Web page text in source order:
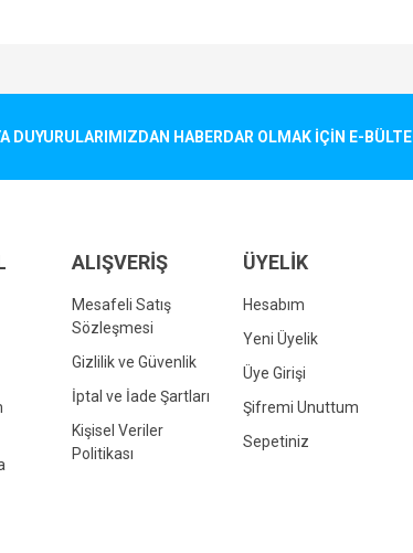
resmi kalitesiz, bozuk veya görüntülenemiyor.
benzer farklı alternatifler olmalı.
DUYURULARIMIZDAN HABERDAR OLMAK İÇİN E-
ALIŞVERİŞ
Mesafeli Satış
Sözleşmesi
Gizlilik ve Güvenlik
İptal ve İade Şartları
Kişisel Veriler
Politikası
ÜYELİK
Hesabım
Yeni Üyelik
Üye Girişi
Şifremi Unuttum
Sepetiniz